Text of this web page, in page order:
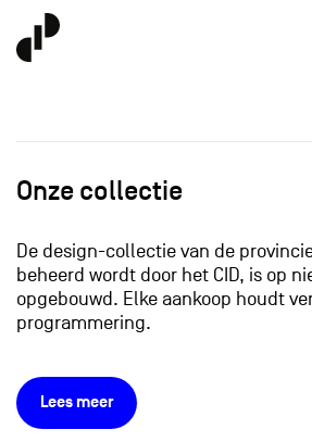
Onze collectie
De design-collectie van de
beheerd wordt door het CID, is op
opgebouwd. Elke aankoop houdt
programmering.
Lees meer